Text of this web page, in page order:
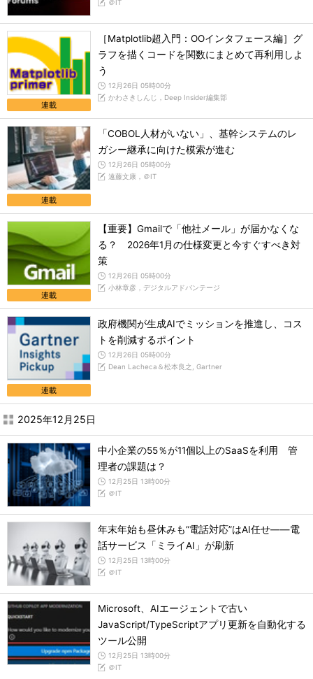
＠IT
連載
［Matplotlib超入門：OOインタフェース編］グ
ラフを描くコードを関数にまとめて再利用しよ
う
12月26日 05時00分
かわさきしんじ，Deep Insider編集部
連載
「COBOL人材がいない」、基幹システムのレ
ガシー継承に向けた模索が進む
12月26日 05時00分
遠藤文康，＠IT
連載
【重要】Gmailで「他社メール」が届かなくな
る？ 2026年1月の仕様変更と今すぐすべき対
策
12月26日 05時00分
小林章彦，デジタルアドバンテージ
連載
政府機関が生成AIでミッションを推進し、コス
トを削減するポイント
12月26日 05時00分
Dean Lacheca＆松本良之, Gartner
2025年12月25日
中小企業の55％が11個以上のSaaSを利用 管
理者の課題は？
12月25日 13時00分
＠IT
年末年始も昼休みも“電話対応”はAI任せ――電
話サービス「ミライAI」が刷新
12月25日 13時00分
＠IT
Microsoft、AIエージェントで古い
JavaScript/TypeScriptアプリ更新を自動化する
ツール公開
12月25日 13時00分
＠IT